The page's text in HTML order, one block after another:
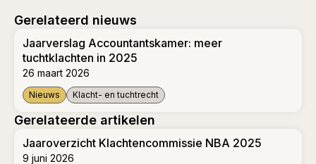
Gerelateerd nieuws
Jaarverslag Accountantskamer: meer
tuchtklachten in 2025
26 maart 2026
Nieuws Klacht- en tuchtrecht
Gerelateerde artikelen
Jaaroverzicht Klachtencommissie NBA 2025
9 juni 2026